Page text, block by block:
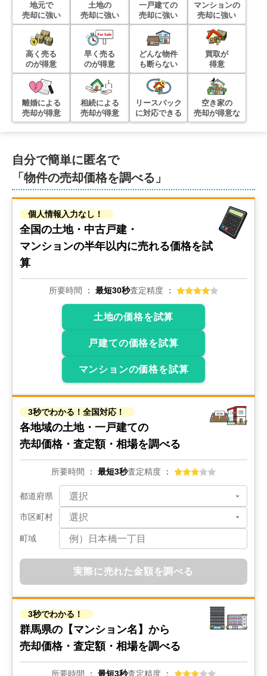
地元で
売却に強い
土地の
売却に強い
一戸建ての
売却に強い
マンションの
売却に強い
高く売る
のが得意
早く売る
のが得意
どんな物件
も断らない
買取が
得意
離婚による
売却が得意
相続による
売却が得意
リースバック
に対応できる
空き家の
売却が得意な
自分で簡単に匿名で
「物件の売却価格を調べる」
個人情報入力なし！
全国の土地・中古戸建・
マンションの半年以内に売れる価格を試
算
所要時間 最短30秒査定精度
土地の価格を試算
戸建ての価格を試算
マンションの価格を試算
3秒でわかる！全国対応！
各地域の土地・一戸建ての
売却価格・査定額・相場を調べる
所要時間 最短3秒査定精度
都道府県
市区町村
町域
実際に売れた金額を調べる
3秒でわかる！
群馬県の 【マンション名】から
売却価格・査定額・相場を調べる
所要時間 最短3秒査定精度